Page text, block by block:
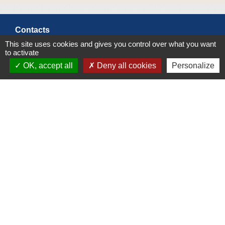
Contacts
Commune de Crêches-sur-Saône
Place de la Mairie - CS 60813 - 71013 CRÊCHES-
SUR-SAÔNE CEDEX
This site uses cookies and gives you control over what you want
to activate
OK, accept all
Deny all cookies Personalize